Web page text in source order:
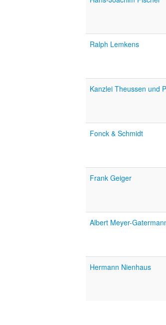
Ralph Lemkens
Kanzlei Theussen und
Fonck & Schmidt
Frank Geiger
Albert Meyer-
Hermann Nienhaus